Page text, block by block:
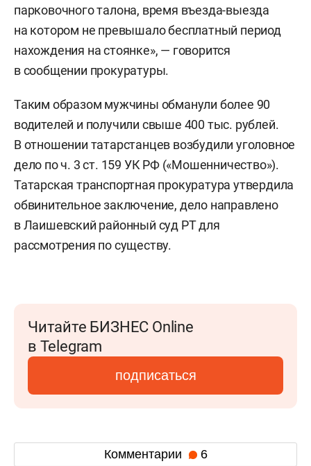
парковочного талона, время въезда-выезда
на котором не превышало бесплатный период
нахождения на стоянке», — говорится
в сообщении прокуратуры.
Таким образом мужчины обманули более 90
водителей и получили свыше 400 тыс. рублей.
В отношении татарстанцев возбудили уголовное
дело по ч. 3 ст. 159 УК РФ («Мошенничество»).
Татарская транспортная прокуратура утвердила
обвинительное заключение, дело направлено
в Лаишевский районный суд РТ для
рассмотрения по существу.
Читайте БИЗНЕС Online
в Telegram
подписаться
Комментарии 6